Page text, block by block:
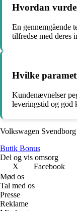
Hvordan
En gennemgående
tilfredse med deres
Hvilke
Kundenævnelser
leveringstid og god
Volkswagen Svendborg
Butik Bonus
Del og vis omsorg
X
Facebook
Mød os
Tal med os
Presse
Reklame